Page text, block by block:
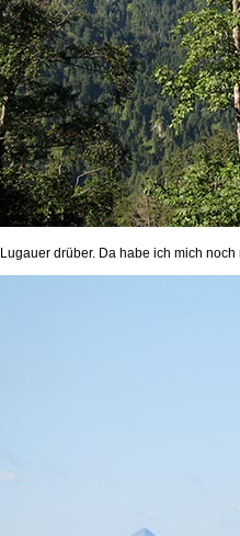
drüber. Da habe ich mich